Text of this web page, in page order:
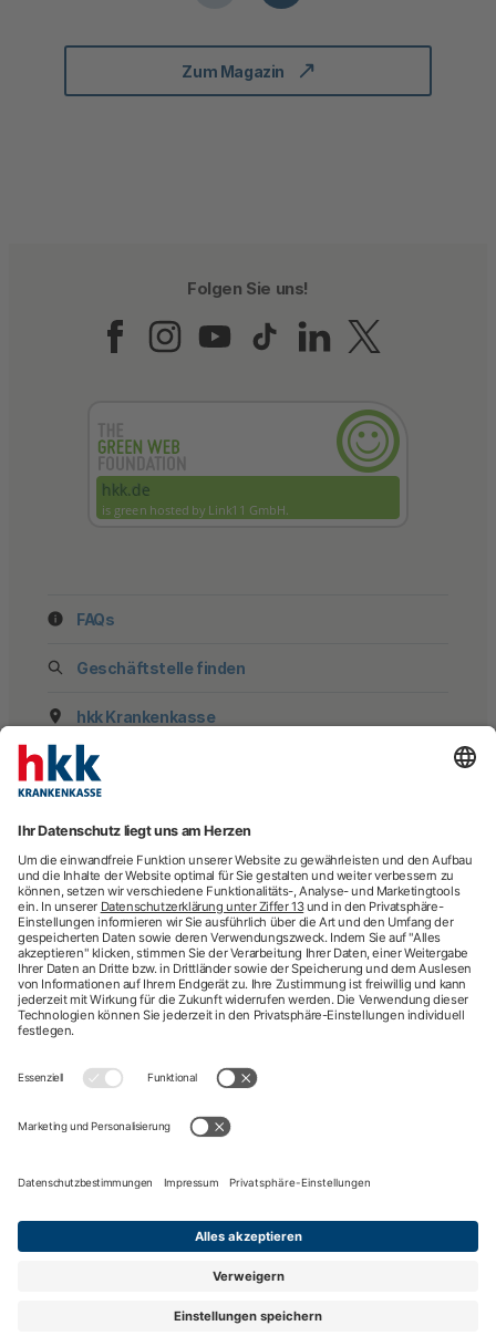
Zum Magazin
Folgen Sie uns!
Folgen Sie uns auf
Folgen Sie uns auf
Folgen Sie uns
Folgen Sie
Folgen
FAQs
Geschäftstelle finden
hkk Krankenkasse
Beratung
E-Rechnung
Newsletter
hkk-Services
Arztsuche
Arzttermin-Service
ICD-Diagnosesuche
Krankenhaussuche
Medizinische Videosprechstunde
Sporttelefon
Impressum
Nutzungsbedingungen
English information Privatsphäre-Einstellungen